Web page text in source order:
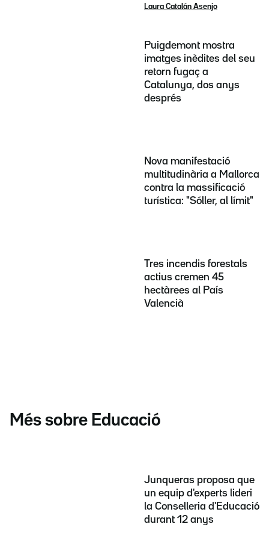
Laura Catalán Asenjo
Puigdemont mostra
imatges inèdites del seu
retorn fugaç a
Catalunya, dos anys
després
Nova manifestació
multitudinària a Mallorca
contra la massificació
turística: "Sóller, al límit"
Tres incendis forestals
actius cremen 45
hectàrees al País
Valencià
Més sobre Educació
Junqueras proposa que
un equip d'experts lideri
la Conselleria d'Educació
durant 12 anys